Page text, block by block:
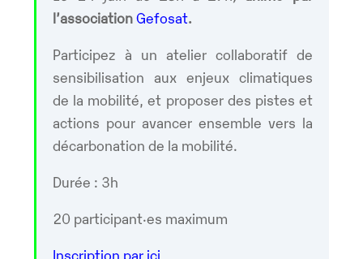
l’associationGefosat.
Participez à un atelier collaboratif de
sensibilisation aux enjeux climatiques
de la mobilité, et proposer des pistes et
actions pour avancer ensemble vers la
décarbonation de la mobilité.
Durée : 3h
20 participant·es maximum
Inscription par ici